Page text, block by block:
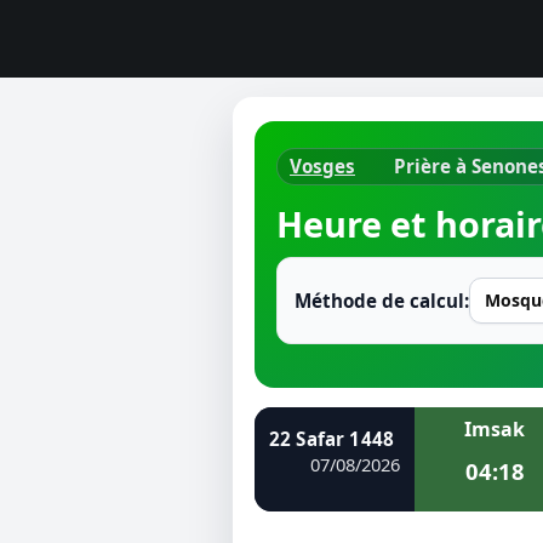
Horaires
Heure de
Ramadan
Vosges Prière à
Heure et
Méthode de calcul:
22 Safar 1448
07/08/2026
Imsak
04:18